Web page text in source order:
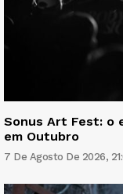
Sonus Art Fest: o
em Outubro
7 De Agosto De 2026,